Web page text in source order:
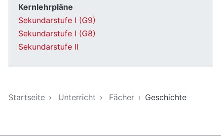
Kernlehrpläne
Sekundarstufe I (G9)
Sekundarstufe I (G8)
Sekundarstufe II
Startseite
Unterricht Fächer Geschichte